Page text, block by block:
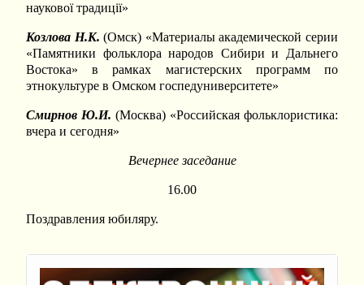
наукової традиції»
Козлова Н.К. (Омск) «Материалы академической серии
«Памятники фольклора народов Сибири и Дальнего
Востока» в рамках магистерских программ по
этнокультуре в Омском госпедуниверситете»
Смирнов Ю.И. (Москва) «Российская фольклористика:
вчера и сегодня»
Вечернее заседание
16.00
Поздравления юбиляру.